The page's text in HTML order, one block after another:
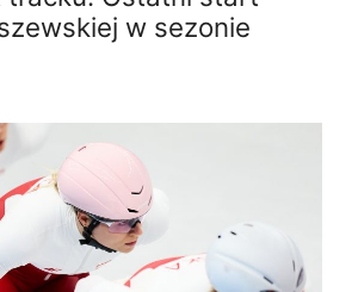
w sezonie